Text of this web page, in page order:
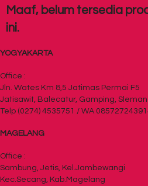
Maaf, belum tersedia
ini.
YOGYAKARTA
Office :
Jln. Wates Km 8,5 Jatimas Permai F5
Jatisawit, Balecatur, Gamping, Sleman
Telp (0274) 4535751 / WA
MAGELANG
Office :
Sambung, Jetis, Kel.Jambewangi
Kec.Secang, Kab.Magelang